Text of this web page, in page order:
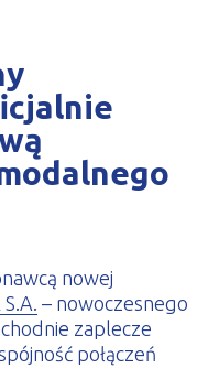
nowej
– nowoczesnego
zaplecze
połączeń